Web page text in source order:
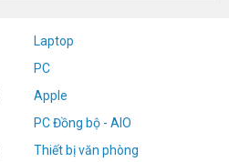
Laptop
PC
Apple
PC Đồng bộ - AIO
Thiết bị văn phòng